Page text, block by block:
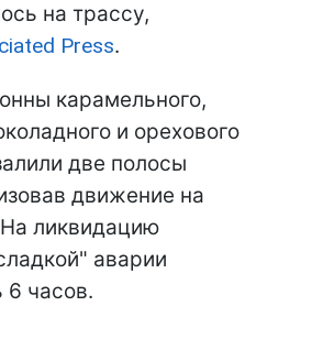
на трассу,
Press.
карамельного,
и орехового
две полосы
движение на
ликвидацию
аварии
6 часов.